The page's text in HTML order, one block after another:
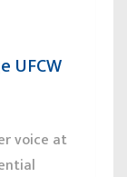
UFCW
voice at